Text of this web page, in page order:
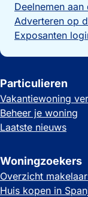
Deelnemen
Adverteren op
Exposanten
Particulieren
Vakantiewoning
Beheer je woning
Laatste nieuws
Woningzoekers
Overzicht
Huis kopen in